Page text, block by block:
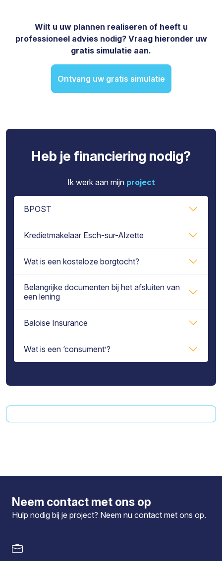
Wilt u uw plannen realiseren of heeft u
professioneel advies nodig? Vraag hieronder uw
gratis simulatie aan.
Ontvang uw gratis simulatie
Heb je financiering nodig?
Ik werk aan mijn project
BPOST
Kredietmakelaar Esch-sur-Alzette
Wat is een kosteloze borgtocht?
Belangrijke documenten bij het afsluiten van
een lening
Baloise Insurance
Wat is een ‘consument’?
Neem contact met ons op
Hulp nodig bij je project? Neem nu contact met ons op.